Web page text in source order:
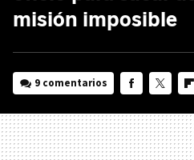
misión imposible
9 comentarios